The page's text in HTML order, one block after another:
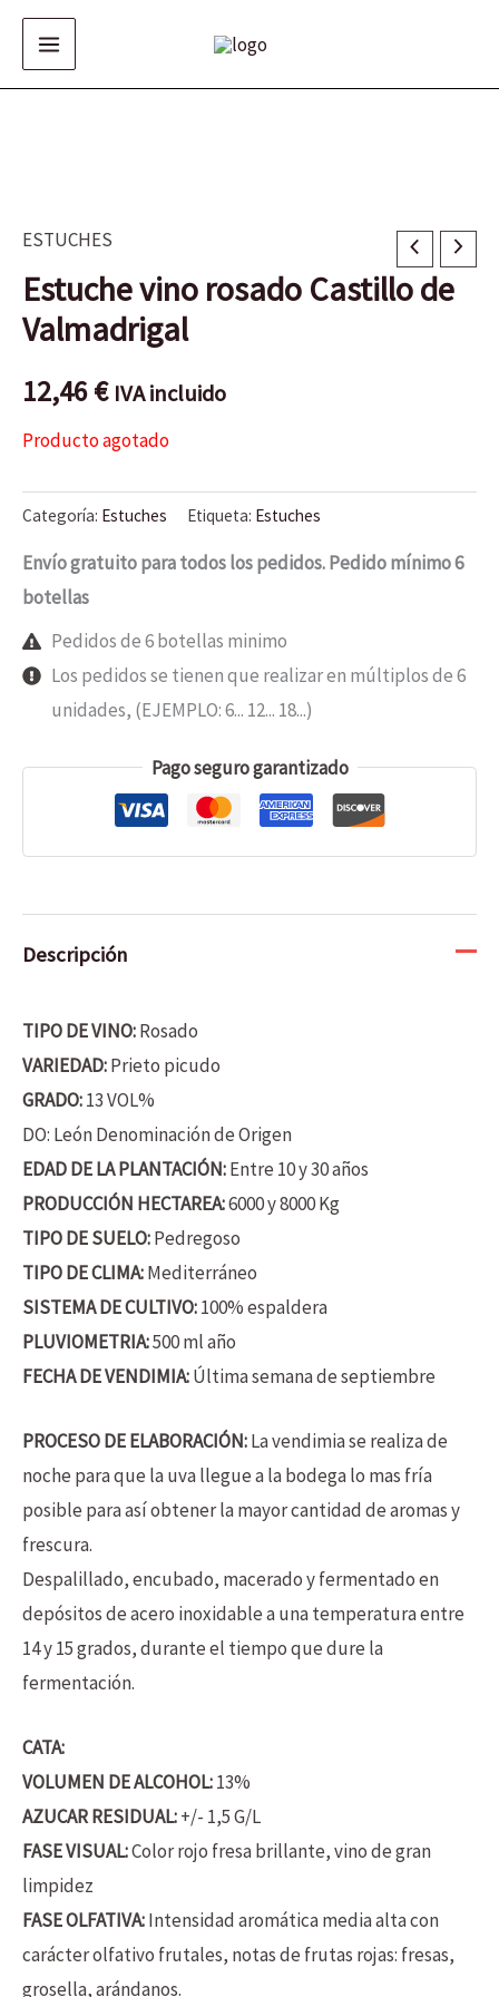
contenido
ESTUCHES
Estuche vino rosado Castillo de
Valmadrigal
12,46€ IVA incluido
Producto agotado
Categoría: Estuches Etiqueta: Estuches
Envío gratuito para todos los pedidos. Pedido mínimo 6
botellas
Pedidos de 6 botellas minimo
Los pedidos se tienen que realizar en múltiplos de 6
unidades, (EJEMPLO: 6... 12... 18...)
Pago seguro garantizado
Descripción
TIPO DE VINO:Rosado
VARIEDAD:Prieto picudo
GRADO:13 VOL%
DO: León Denominación de Origen
EDAD DE LA PLANTACIÓN:Entre 10 y 30 años
PRODUCCIÓN HECTAREA:6000 y 8000 Kg
TIPO DE SUELO:Pedregoso
TIPO DE CLIMA:Mediterráneo
SISTEMA DE CULTIVO:100% espaldera
PLUVIOMETRIA:500 ml año
FECHA DE VENDIMIA:Última semana de septiembre
PROCESO DE ELABORACIÓN:La vendimia se realiza de
noche para que la uva llegue a la bodega lo mas fría
posible para así obtener la mayor cantidad de aromas y
frescura.
Despalillado, encubado, macerado y fermentado en
depósitos de acero inoxidable a una temperatura entre
14 y 15 grados, durante el tiempo que dure la
fermentación.
CATA:
VOLUMEN DE ALCOHOL:13%
AZUCAR RESIDUAL:+/- 1,5 G/L
FASE VISUAL:Color rojo fresa brillante, vino de gran
limpidez
FASE OLFATIVA:Intensidad aromática media alta con
carácter olfativo frutales, notas de frutas rojas: fresas,
grosella, arándanos.